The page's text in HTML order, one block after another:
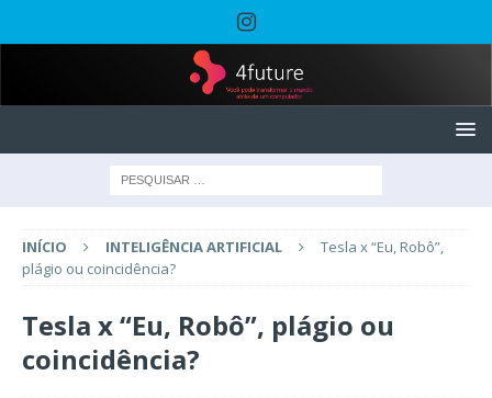
INÍCIO INTELIGÊNCIA ARTIFICIAL
Tesla x “Eu, Robô”,
plágio ou coincidência?
Tesla x “Eu, Robô”, plágio ou
coincidência?